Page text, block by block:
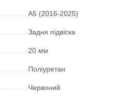
A5 (2016-2025)
Задня підвіска
20 мм
Поліуретан
Червоний